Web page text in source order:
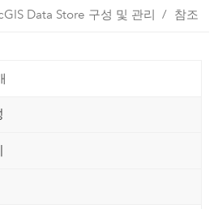
Data Store 구성 및 관리 참조